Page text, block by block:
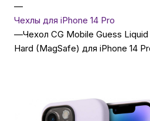
Сумки
—
Чехлы для iPhone 14 Pro
—Чехол CG Mobile Guess
Hard (MagSafe) для iPhone 14